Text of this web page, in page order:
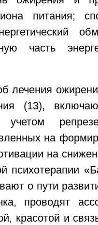
питания;
часть
лечения
(13),
на
на
психотерапии
о пути
проводят
красотой и